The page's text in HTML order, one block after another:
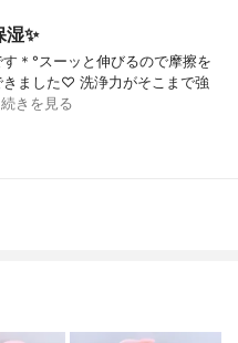
✨
＊°スーッと伸びるので摩擦を
ました♡ 洗浄力がそこまで強
続きを見る